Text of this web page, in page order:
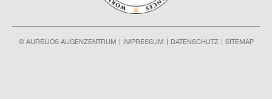
© AURELIOS AUGENZENTRUM IMPRESSUM DATENSCHUTZ SITEMAP